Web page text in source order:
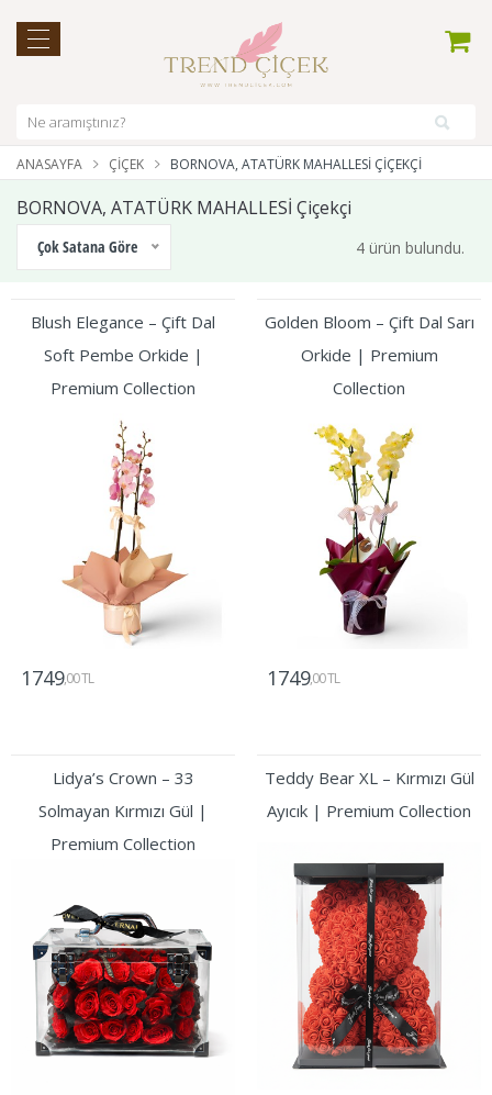
ANASAYFA ÇIÇEK BORNOVA, ATATÜRK MAHALLESİ ÇIÇEKÇI
BORNOVA, ATATÜRK MAHALLESİ Çiçekçi
Çok Satana Göre 4 ürün bulundu.
Blush Elegance – Çift Dal
Soft Pembe Orkide |
Premium Collection
1749,00 TL
Golden Bloom – Çift Dal Sarı
Orkide | Premium
Collection
1749,00 TL
Lidya’s Crown – 33
Solmayan Kırmızı Gül |
Premium Collection
Teddy Bear XL – Kırmızı Gül
Ayıcık | Premium Collection